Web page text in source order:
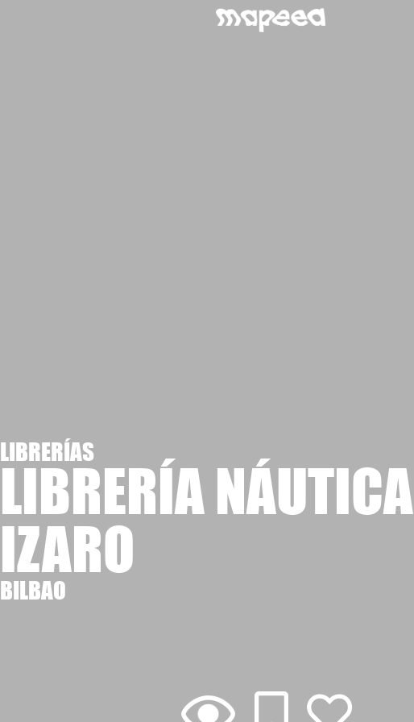
LIBRERÍAS
LIBRERÍA NÁUTICA
IZARO
BILBAO